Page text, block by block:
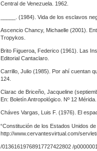
Central de Venezuela. 1962.
_____. (1984). Vida de los esclavos
Ascencio Chancy, Michaelle (2001).
Tropykos.
Brito Figueroa, Federico (1961). Las
Editorial Cantaclaro.
Carrillo, Julio (1985). Por ahí cuentan
124.
Clarac de Briceño, Jacqueline
En: Boletín Antropológico. Nº 12
Cháves Vargas, Luis F. (1976). El
“Constitución de los Estados Unidos
http://www.cervantesvirtual.com/
/01361619768917727422802 /